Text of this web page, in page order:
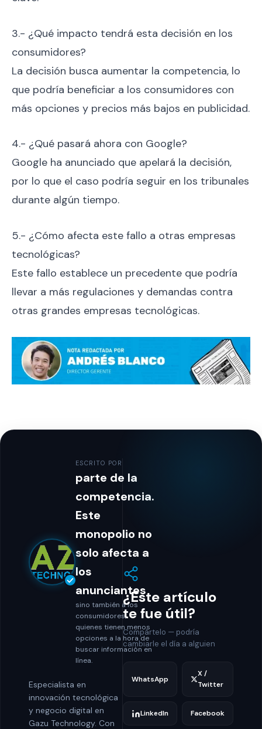
3.- ¿Qué impacto tendrá esta decisión en los
consumidores?
La decisión busca aumentar la competencia, lo
que podría beneficiar a los consumidores con
más opciones y precios más bajos en publicidad.
4.- ¿Qué pasará ahora con Google?
Google ha anunciado que apelará la decisión,
por lo que el caso podría seguir en los tribunales
durante algún tiempo.
5.- ¿Cómo afecta este fallo a otras empresas
tecnológicas?
Este fallo establece un precedente que podría
llevar a más regulaciones y demandas contra
otras grandes empresas tecnológicas.
ESCRITO POR
parte de la
competencia.
Este
monopolio no
solo afecta a
los
anunciantes
sino también a los
consumidores,
quienes tienen menos
opciones a la hora de
buscar información en
línea.
Especialista en
innovación tecnológica
y negocio digital en
Gazu Technology. Con
¿Este artículo
te fue útil?
Compártelo — podría
cambiarle el día a alguien
WhatsApp
X /
Twitter
LinkedIn Facebook